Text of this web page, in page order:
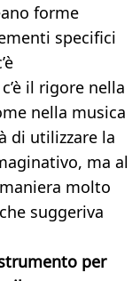
forme
specifici
il rigore nella
nella musica
di utilizzare la
ma al
molto
suggeriva
per